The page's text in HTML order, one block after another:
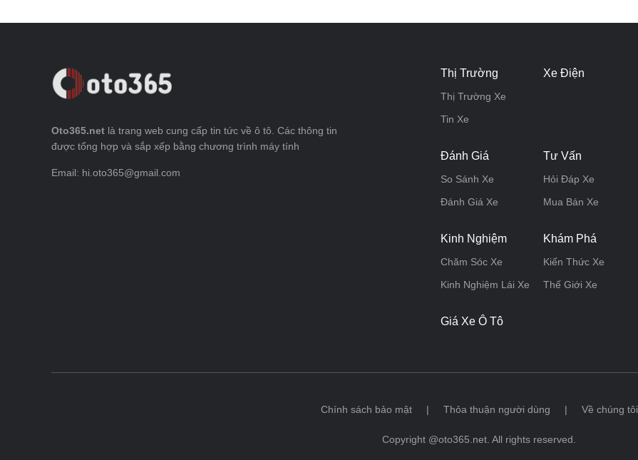
Oto365.net là trang web cung cấp tin tức về ô tô. Các thông tin
được tổng hợp và sắp xếp bằng chương trình máy tính
Email: hi.oto365@gmail.com
Thị Trường
Thị Trường Xe
Tin Xe
Xe Điện
Đánh Giá
So Sánh Xe
Đánh Giá Xe
Tư Vấn
Hỏi Đáp Xe
Mua Bán Xe
Kinh Nghiệm
Chăm Sóc Xe
Kinh Nghiệm Lái Xe
Khám Phá
Kiến Thức Xe
Thế Giới Xe
Giá Xe Ô Tô
Chính sách bảo mật | Thỏa thuận người dùng | Về chúng tôi
Copyright @oto365.net. All rights reserved.